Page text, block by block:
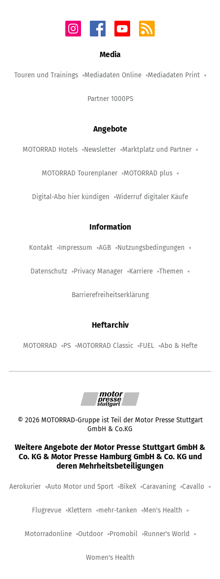
Media
Touren und Trainings Mediadaten Online Mediadaten Print
Partner 1000PS
Angebote
MOTORRAD Hotels Newsletter Marktplatz und Partner
MOTORRAD Tourenplaner MOTORRAD plus
Digital-Abo hier kündigen Widerruf digitaler Käufe
Information
Kontakt Impressum AGB Nutzungsbedingungen
Datenschutz Privacy Manager Karriere Themen
Barrierefreiheitserklärung
Heftarchiv
MOTORRAD PS MOTORRAD Classic FUEL Abo & Hefte
© 2026 MOTORRAD-Gruppe ist Teil der Motor Presse Stuttgart
GmbH & Co.KG
Weitere Angebote der Motor Presse Stuttgart GmbH &
Co. KG & Motor Presse Hamburg GmbH & Co. KG und
deren Mehrheitsbeteiligungen
Aerokurier Auto Motor und Sport BikeX Caravaning Cavallo
Flugrevue Klettern mehr-tanken Men's Health
Motorradonline Outdoor Promobil Runner's World
Women's Health